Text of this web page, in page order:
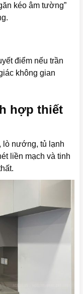
kéo âm tường”
điểm nếu trần
không gian
hợp thiết
lò nướng, tủ lạnh
liền mạch và tinh